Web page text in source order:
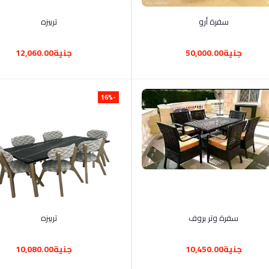
أضف إلى السلة
سفرة أرو
جنية50,000.00
أضف إلى السلة
تربيزه
جنية12,060.00
أضف إلى السلة
سفرة وتر بروف
جنية10,450.00
-16%
أضف إلى السلة
تربيزه
جنية10,080.00